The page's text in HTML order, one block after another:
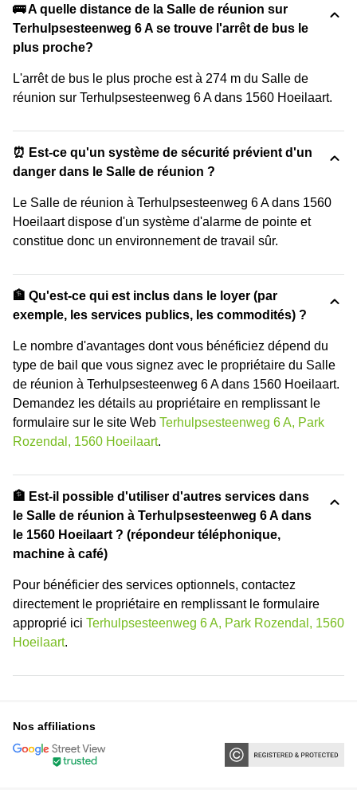
🚌 A quelle distance de la Salle de réunion sur
Terhulpsesteenweg 6 A se trouve l'arrêt de bus le
plus proche?
L'arrêt de bus le plus proche est à 274 m du Salle de
réunion sur Terhulpsesteenweg 6 A dans 1560 Hoeilaart.
⏰ Est-ce qu'un système de sécurité prévient d'un
danger dans le Salle de réunion ?
Le Salle de réunion à Terhulpsesteenweg 6 A dans 1560
Hoeilaart dispose d'un système d'alarme de pointe et
constitue donc un environnement de travail sûr.
🏦 Qu'est-ce qui est inclus dans le loyer (par
exemple, les services publics, les commodités) ?
Le nombre d'avantages dont vous bénéficiez dépend du
type de bail que vous signez avec le propriétaire du Salle
de réunion à Terhulpsesteenweg 6 A dans 1560 Hoeilaart.
Demandez les détails au propriétaire en remplissant le
formulaire sur le site Web Terhulpsesteenweg 6 A, Park
Rozendal, 1560 Hoeilaart.
🏦 Est-il possible d'utiliser d'autres services dans
le Salle de réunion à Terhulpsesteenweg 6 A dans
le 1560 Hoeilaart ? (répondeur téléphonique,
machine à café)
Pour bénéficier des services optionnels, contactez
directement le propriétaire en remplissant le formulaire
approprié ici Terhulpsesteenweg 6 A, Park Rozendal, 1560
Hoeilaart.
Nos affiliations